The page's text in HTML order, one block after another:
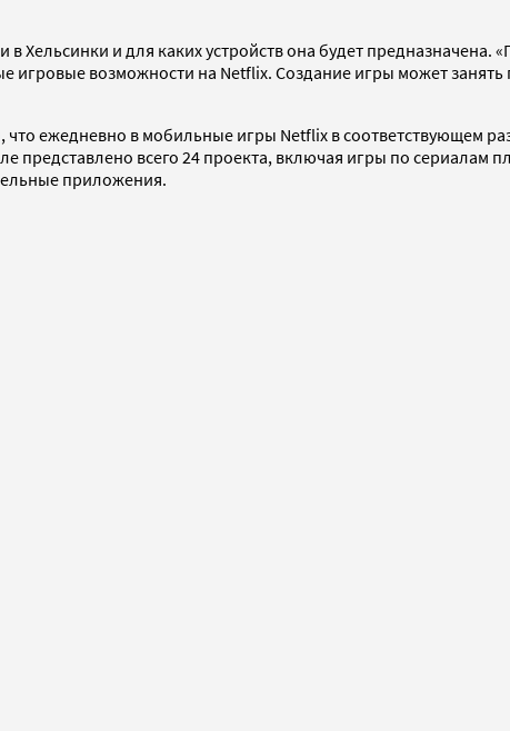
Хельсинки и для каких устройств она будет
возможности на Netflix. Создание игры может занять
, что ежедневно в мобильные игры Netflix в соответствующем
представлено всего 24 проекта, включая игры по сериалам
приложения.